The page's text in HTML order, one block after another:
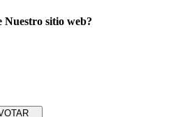
Nuestro sitio web?